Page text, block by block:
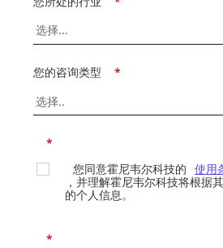
*
您的咨询类型
*
您同意霍尼韦尔科技的 使用
，并理解霍尼韦尔科技将根据其
的个人信息。
*